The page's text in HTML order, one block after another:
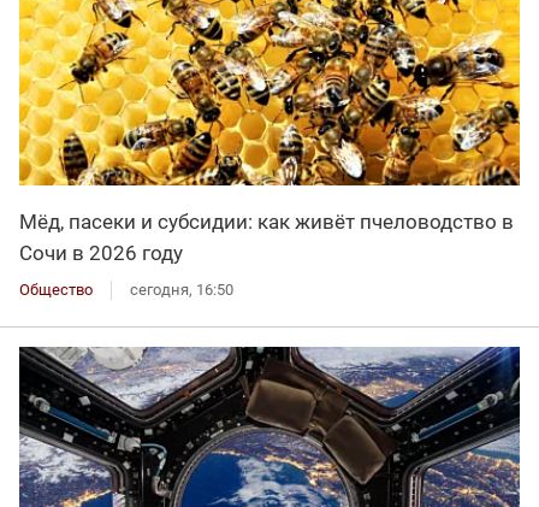
Мёд, пасеки и субсидии: как живёт пчеловодство в
Сочи в 2026 году
Общество сегодня, 16:50